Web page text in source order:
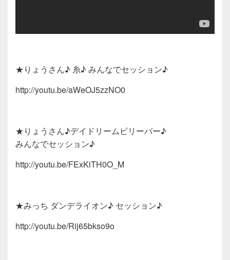
★りょうさん♪ 糸♪ みんなでセッション♪
http://youtu.be/aWeOJ5zzNO0
★りょうさん♪デイドリームビリーバー♪
みんなでセッション♪
http://youtu.be/FExKiTH0O_M
★みっち ダンデライオン♪ セッション♪
http://youtu.be/Rij65bkso9o